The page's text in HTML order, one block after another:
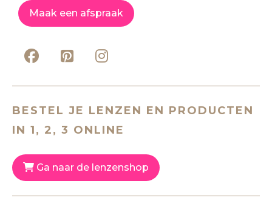
Maak een afspraak
BESTEL JE LENZEN EN PRODUCTEN
IN 1, 2, 3 ONLINE
Ga naar de lenzenshop